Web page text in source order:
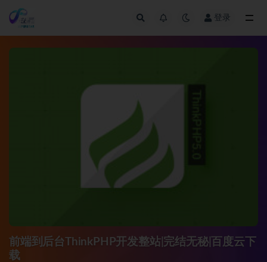
登录
前端到后台ThinkPHP开发整站|完结无秘|百度云下
载